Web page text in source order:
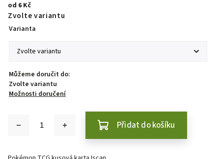
od 6 Kč
Zvolte variantu
Varianta
Můžeme doručit do:
Zvolte variantu
Možnosti doručení
Přidat do košíku